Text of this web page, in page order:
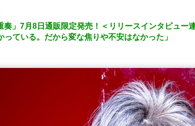
奏」7月8日通販限定発売！＜リリースインタビュー
ている。だから変な焦りや不安はなかった」